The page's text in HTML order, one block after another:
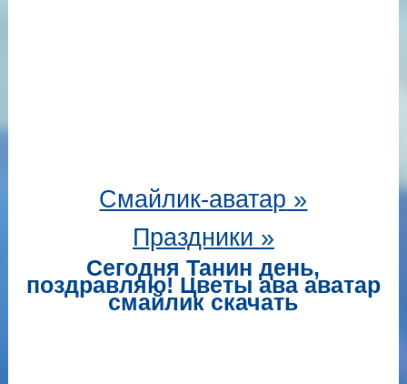
Смайлик-аватар »
Праздники »
Сегодня Танин день,
поздравляю! Цветы ава аватар
смайлик скачать